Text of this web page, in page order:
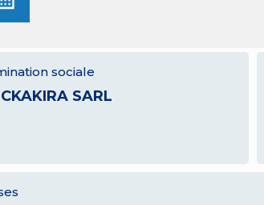
sociale
SARL